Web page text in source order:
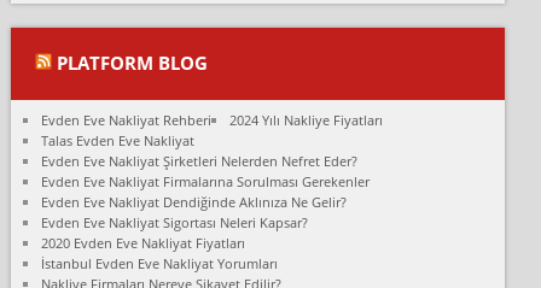
Ali:
olduk. Asansörlü dediler sonra uraya asansör kurulmaz dediler
fark istediler. ortada asa...
Nimet:
Ben 2021 Ağustos ilk haftası Evimi taşıdım yani İstanbul'un bir
Mahallesi'nden bir başka Mahallesi'ne yani Ümraniye bölgesinde
oturuyorum önceleri ara...
Nimet Köse:
PLATFORM BLOG
Evden Eve Nakliyat Rehberi
2024 Yılı Nakliye Fiyatları
Talas Evden Eve Nakliyat
Evden Eve Nakliyat Şirketleri Nelerden Nefret Eder?
Evden Eve Nakliyat Firmalarına Sorulması Gerekenler
Evden Eve Nakliyat Dendiğinde Aklınıza Ne Gelir?
Evden Eve Nakliyat Sigortası Neleri Kapsar?
2020 Evden Eve Nakliyat Fiyatları
İstanbul Evden Eve Nakliyat Yorumları
Nakliye Firmaları Nereye Şikayet Edilir?